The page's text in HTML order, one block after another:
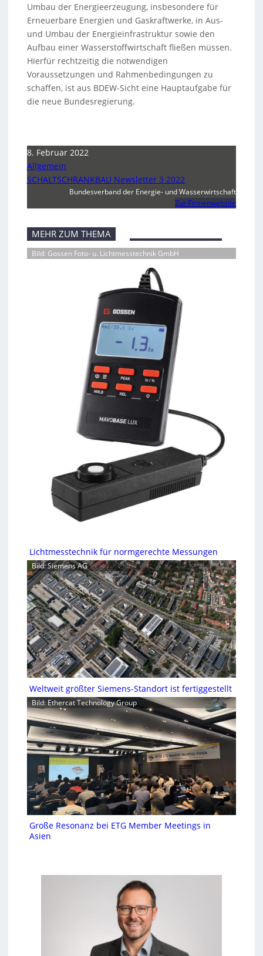
Umbau der Energieerzeugung, insbesondere für
Erneuerbare Energien und Gaskraftwerke, in Aus-
und Umbau der Energieinfrastruktur sowie den
Aufbau einer Wasserstoffwirtschaft fließen müssen.
Hierfür rechtzeitig die notwendigen
Voraussetzungen und Rahmenbedingungen zu
schaffen, ist aus BDEW-Sicht eine Hauptaufgabe für
die neue Bundesregierung.
8. Februar 2022
Allgemein
SCHALTSCHRANKBAU Newsletter 3 2022
Bundesverband der Energie- und Wasserwirtschaft
Zur Firmenwebsite
MEHR ZUM THEMA
Bild: Gossen Foto- u. Lichtmesstechnik GmbH
Lichtmesstechnik für normgerechte Messungen
Bild: Siemens AG
Weltweit größter Siemens-Standort ist fertiggestellt
Bild: Ethercat Technology Group
Große Resonanz bei ETG Member Meetings in
Asien